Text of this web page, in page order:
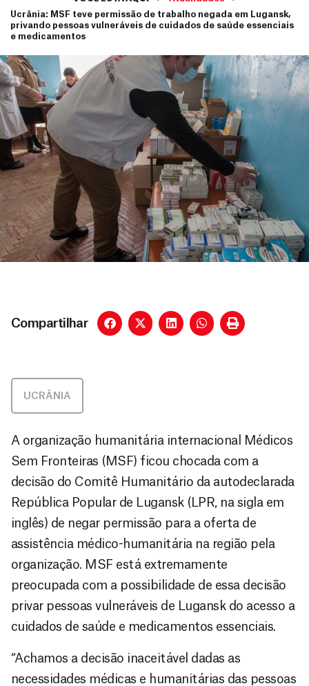
Ucrânia: MSF teve permissão de trabalho negada em Lugansk,
privando pessoas vulneráveis de cuidados de saúde essenciais
e medicamentos
Compartilhar
UCRÂNIA
A organização humanitária internacional Médicos
Sem Fronteiras (MSF) ficou chocada com a
decisão do Comitê Humanitário da autodeclarada
República Popular de Lugansk (LPR, na sigla em
inglês) de negar permissão para a oferta de
assistência médico-humanitária na região pela
organização. MSF está extremamente
preocupada com a possibilidade de essa decisão
privar pessoas vulneráveis de Lugansk do acesso a
cuidados de saúde e medicamentos essenciais.
“Achamos a decisão inaceitável dadas as
necessidades médicas e humanitárias das pessoas